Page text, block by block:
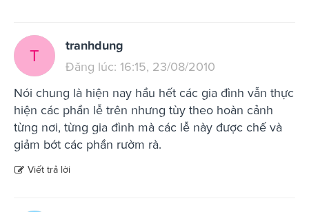
T
tranhdung
Đăng lúc: 16:15, 23/08/2010
Nói chung là hiện nay hầu hết các gia đình vẫn thực
hiện các phần lễ trên nhưng tùy theo hoàn cảnh
từng nơi, từng gia đình mà các lễ này được chế và
giảm bớt các phần rườm rà.
Viết trả lời